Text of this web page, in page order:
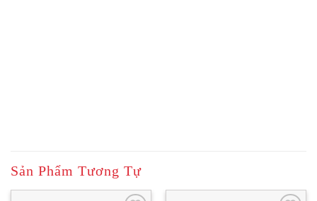
Sản Phẩm Tương Tự